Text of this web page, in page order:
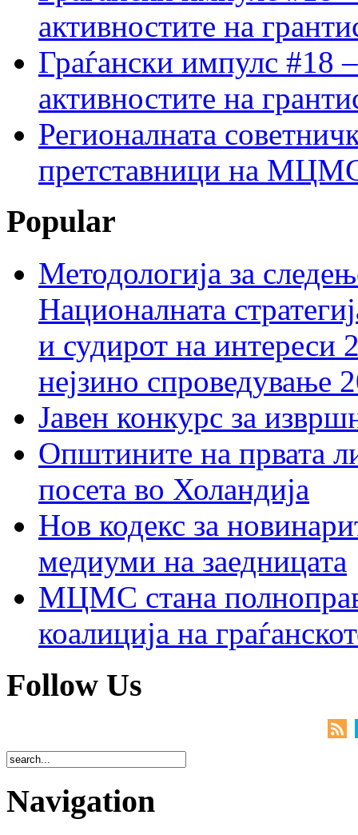
активностите на
Граѓански импулс #18
активностите на
Регионалната
претставници на МЦМС
Popular
Методологија за
Националната
и судирот на интереси
нејзино спроведување
Јавен конкурс за
Општините на првата
посета во Холандија
Нов кодекс за
медиуми на заедницата
МЦМС стана
коалиција на
Follow Us
Navigation